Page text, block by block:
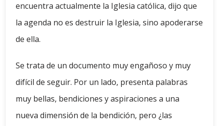
encuentra actualmente la Iglesia católica, dijo que
la agenda no es destruir la Iglesia, sino apoderarse
de ella.
Se trata de un documento muy engañoso y muy
difícil de seguir. Por un lado, presenta palabras
muy bellas, bendiciones y aspiraciones a una
nueva dimensión de la bendición, pero ¿las